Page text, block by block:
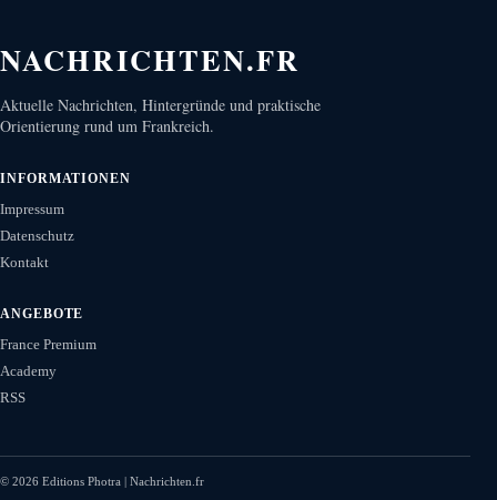
NACHRICHTEN.FR
Aktuelle Nachrichten, Hintergründe und praktische
Orientierung rund um Frankreich.
INFORMATIONEN
Impressum
Datenschutz
Kontakt
ANGEBOTE
France Premium
Academy
RSS
© 2026 Editions Photra | Nachrichten.fr